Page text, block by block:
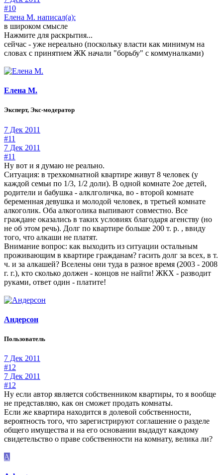
#10
Елена М. написал(а):
в широком смысле
Нажмите для раскрытия...
сейчас - уже нереально (поскольку власти как минимум на
словах с принятием ЖК начали "борьбу" с коммуналками)
Елена М.
Эксперт, Экс-модератор
7 Дек 2011
#11
7 Дек 2011
#11
Ну вот и я думаю не реально.
Ситуация: в трехкомнатной квартире живут 8 человек (у
каждой семьи по 1/3, 1/2 доли). В одной комнате 2ое детей,
родители и бабушка - алклголичка, во - второй комнате
беременная девушка и молодой человек, в третьей комнате
алкоголик. Оба алкоголика выпивают совместно. Все
граждане оказались в таких условиях благодаря агенству (но
не об этом речь). Долг по квартире больше 200 т. р. , ввиду
того, что алкаши не платят.
Внимание вопрос: как выходить из ситуации остальным
проживающим в квартире гражданам? гасить долг за всех, в т.
ч. и за алкашей? Вселены они туда в разное время (2003 - 2008
г. г.), кто сколько должен - концов не найти! ЖКХ - разводит
руками, ответ один - платите!
Андерсон
Пользователь
7 Дек 2011
#12
7 Дек 2011
#12
Ну если автор является собственником квартиры, то я вообще
не представляю, как он сможет продать комнаты.
Если же квартира находится в долевой собственности,
вероятность того, что зарегистрируют соглашение о разделе
общего имущества и на его основании выдадут каждому
свидетельство о праве собственности на комнату, велика ли?
A